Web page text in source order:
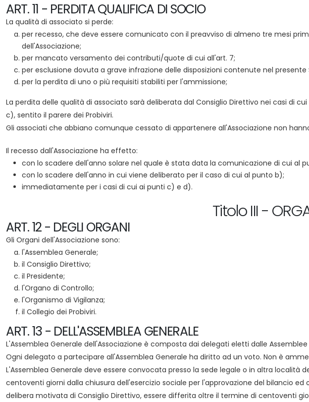
ART. 11 - PERDITA QUALIFICA DI SOCIO
La qualità di associato si perde:
per recesso, che deve essere comunicato con il preavviso di almeno tre mesi
dell'Associazione;
per mancato versamento dei contributi/quote di cui all'art. 7;
per esclusione dovuta a grave infrazione delle disposizioni contenute nel
per la perdita di uno o più requisiti stabiliti per l'ammissione;
La perdita delle qualità di associato sarà deliberata dal Consiglio Direttivo nei casi di
c), sentito il parere dei Probiviri.
Gli associati che abbiano comunque cessato di appartenere all'Associazione non
Il recesso dall'Associazione ha effetto:
con lo scadere dell'anno solare nel quale è stata data la comunicazione di cui al
con lo scadere dell'anno in cui viene deliberato per il caso di cui al punto b);
immediatamente per i casi di cui ai punti c) e d).
Titolo III -
ART. 12 - DEGLI ORGANI
Gli Organi dell'Associazione sono:
l'Assemblea Generale;
il Consiglio Direttivo;
il Presidente;
l'Organo di Controllo;
l'Organismo di Vigilanza;
il Collegio dei Probiviri.
ART. 13 - DELL'ASSEMBLEA GENERALE
L'Assemblea Generale dell'Associazione è composta dai delegati eletti dalle
Ogni delegato a partecipare all'Assemblea Generale ha diritto ad un voto. Non è
L'Assemblea Generale deve essere convocata presso la sede legale o in altra
centoventi giorni dalla chiusura dell'esercizio sociale per l'approvazione del bilancio
delibera motivata di Consiglio Direttivo, essere differita oltre il termine di centoventi